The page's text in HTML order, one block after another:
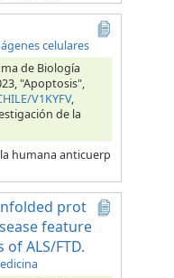
celulares
de Biología
"Apoptosis",
V1KYFV,
de la
humana anticuerp
prot
feature
ALS/FTD.